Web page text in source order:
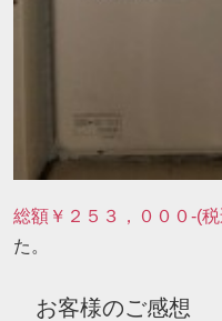
総額￥２５３，０００-(
た。
お客様のご感想